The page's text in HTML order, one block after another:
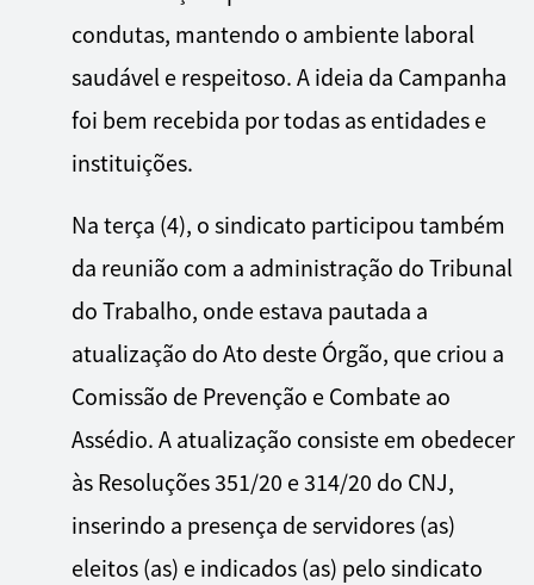
condutas, mantendo o ambiente laboral
saudável e respeitoso. A ideia da Campanha
foi bem recebida por todas as entidades e
instituições.
Na terça (4), o sindicato participou também
da reunião com a administração do Tribunal
do Trabalho, onde estava pautada a
atualização do Ato deste Órgão, que criou a
Comissão de Prevenção e Combate ao
Assédio. A atualização consiste em obedecer
às Resoluções 351/20 e 314/20 do CNJ,
inserindo a presença de servidores (as)
eleitos (as) e indicados (as) pelo sindicato